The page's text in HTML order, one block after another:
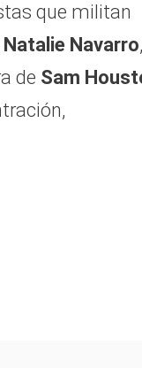
que militan
Natalie Navarro,
de Sam